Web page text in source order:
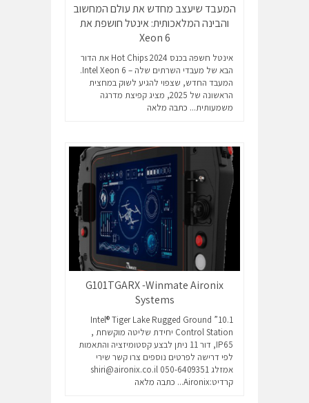
המעבד שיעצב מחדש את עולם המחשוב
והבינה המלאכותית: אינטל חושפת את
Xeon 6
אינטל חשפה בכנס Hot Chips 2024 את הדור
הבא של מעבדי השרתים שלה – Intel Xeon 6.
המעבד החדש, שצפוי להגיע לשוק במחצית
הראשונה של 2025, מציג קפיצת מדרגה
משמעותית... כתבה מלאה
G101TGARX -Winmate Aironix
Systems
10.1” Intel® Tiger Lake Rugged Ground
Control Station יחידת שליטה מוקשחת ,
IP65, דור 11 ניתן לבצע קסטומיזציה והתאמות
לפי דרישה לפרטים נוספים צרו קשר שירי
אמזלג 050-6409351 shiri@aironix.co.il
קרדיט:Aironix...
כתבה מלאה